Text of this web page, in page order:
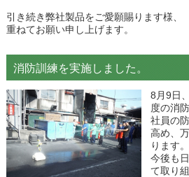
引き続き弊社製品をご愛願賜ります様、
重ねてお願い申し上げます。
消防訓練を実施しました。
8月9日
度の消
社員の
高め、
ります。
今後も
て取り